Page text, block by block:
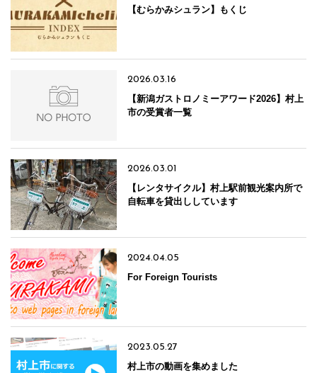
【むらかみシュラン】もくじ
2026.03.16
【新潟ガストロノミーアワード2026】村上
市の受賞者一覧
2026.03.01
【レンタサイクル】村上駅前観光案内所で
自転車を貸出ししています
2024.04.05
For Foreign Tourists
2023.05.27
村上市の動画を集めました